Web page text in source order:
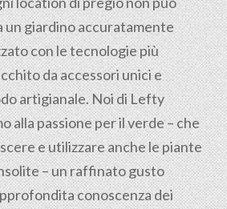
un giardino accuratamente
con le tecnologie più
da accessori unici e
artigianale. Noi di Lefty
alla passione per il verde – che
e utilizzare anche le piante
– un raffinato gusto
conoscenza dei